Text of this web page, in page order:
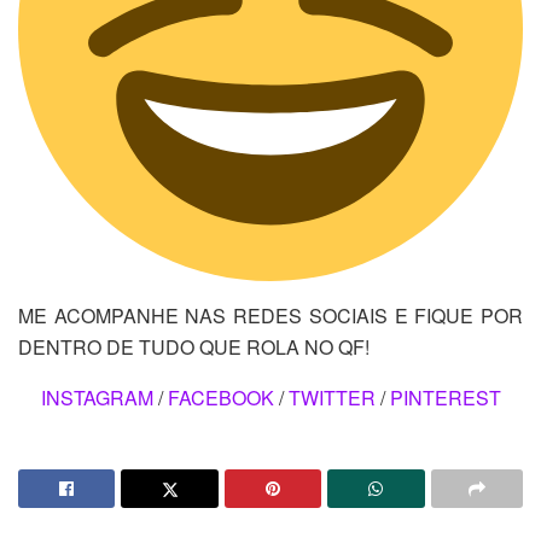
ME ACOMPANHE NAS REDES SOCIAIS E FIQUE POR
DENTRO DE TUDO QUE ROLA NO QF!
INSTAGRAM/FACEBOOK/TWITTER /PINTEREST